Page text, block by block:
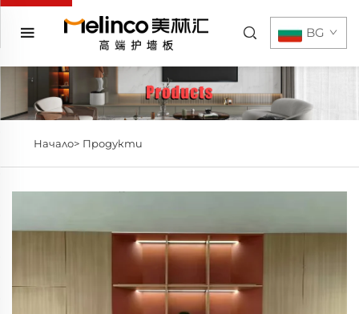
BG
Начало> Продукти